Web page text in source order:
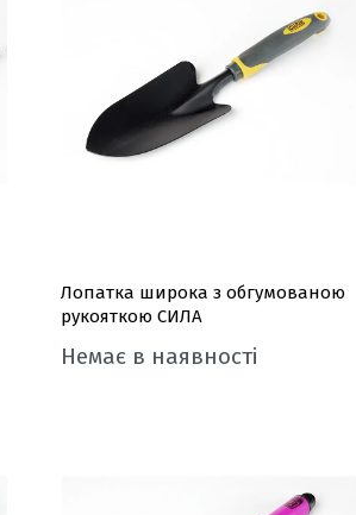
Лопатка широка з обгумованою
рукояткою СИЛА
Немає в наявності